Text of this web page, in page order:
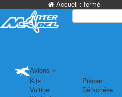
Accueil : fermé
Avions
Kits
Voltige
Pièces
Détachées